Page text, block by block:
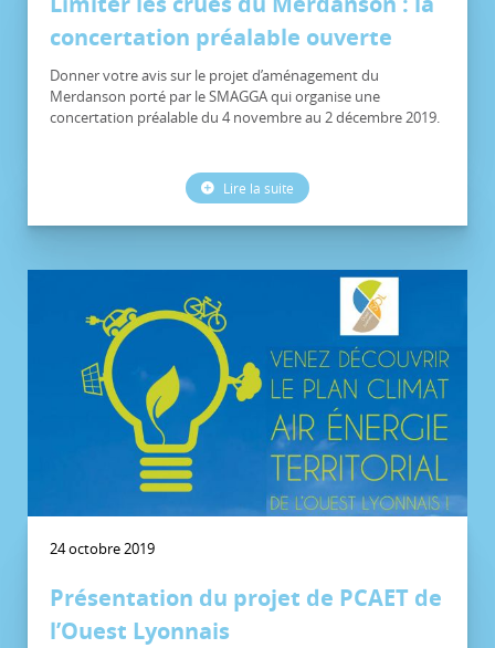
concertation préalable ouverte
Donner votre avis sur le projet d’aménagement du
Merdanson porté par le SMAGGA qui organise une
concertation préalable du 4 novembre au 2 décembre 2019.
Lire la suite
24 octobre 2019
Présentation du projet de PCAET de
l’Ouest Lyonnais